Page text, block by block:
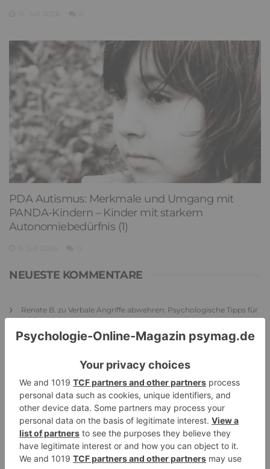
PDA Autismus: Merkmale und Umgang mit
PANDA-Kindern – Kinder mit starkem
Autonomiebedürfnis (1)
NEUESTE KOMMENTARE
Renate B. zu Verbale Angriffe abwehren: Psychologische Tipps für
ruhige Antworten
HaBa
Verbale Angriffe abwehren: Psychologische Tipps für
AdelezuVerbale Angriffe abwehren: Psychologische Tipps für
ruhige Antworten
Juliette P. zu Merkmale der komplexen Posttraumatischen
Belastungsstörung: Traumafolgen verständlich erklärt
AnsgarzuElternteil narzisstisch: So sieht dein heutiges Leben
vermutlich aus – Narzisstisch geprägte Kindheit (1)